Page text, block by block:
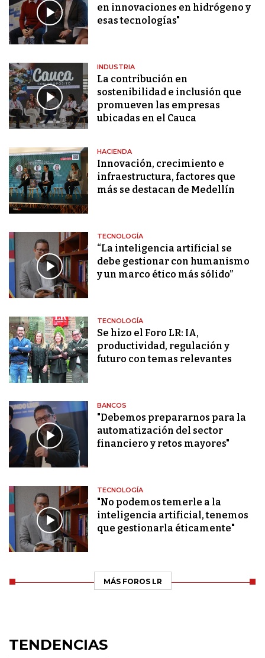
en innovaciones en hidrógeno y
esas tecnologías"
INDUSTRIA
La contribución en
sostenibilidad e inclusión que
promueven las empresas
ubicadas en el Cauca
HACIENDA
Innovación, crecimiento e
infraestructura, factores que
más se destacan de Medellín
TECNOLOGÍA
“La inteligencia artificial se
debe gestionar con humanismo
y un marco ético más sólido”
TECNOLOGÍA
Se hizo el Foro LR: IA,
productividad, regulación y
futuro con temas relevantes
BANCOS
"Debemos prepararnos para la
automatización del sector
financiero y retos mayores"
TECNOLOGÍA
"No podemos temerle a la
inteligencia artificial, tenemos
que gestionarla éticamente"
MÁS FOROS LR
TENDENCIAS